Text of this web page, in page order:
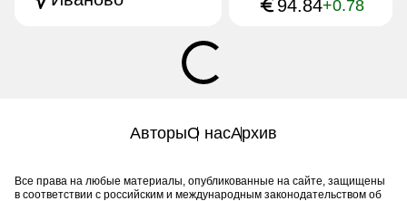
94.84+0.78
АвторыО насАрхив
Все права на любые материалы, опубликованные на сайте, защищены
в соответствии с российским и международным законодательством об